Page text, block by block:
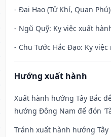
- Đại Hao (Tử Khí, Quan
- Ngũ Quỹ: Kỵ việc xuất
- Chu Tước Hắc Đạo: Kỵ
Hướng xuất hành
Xuất hành hướng Tây Bắc
hướng Đông Nam để đón
Tránh xuất hành hướng Tây